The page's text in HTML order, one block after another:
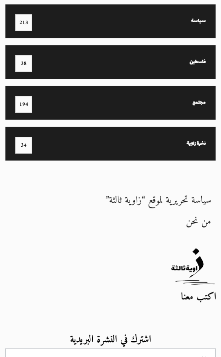
سياسة 213
فلسطين 38
مجتمع 194
نشرة زاوية 34
سياسة تحريرية لموقع “زاوية ثالثة”
من نحن
اكتب معنا
اشترك في النشرة البريدية